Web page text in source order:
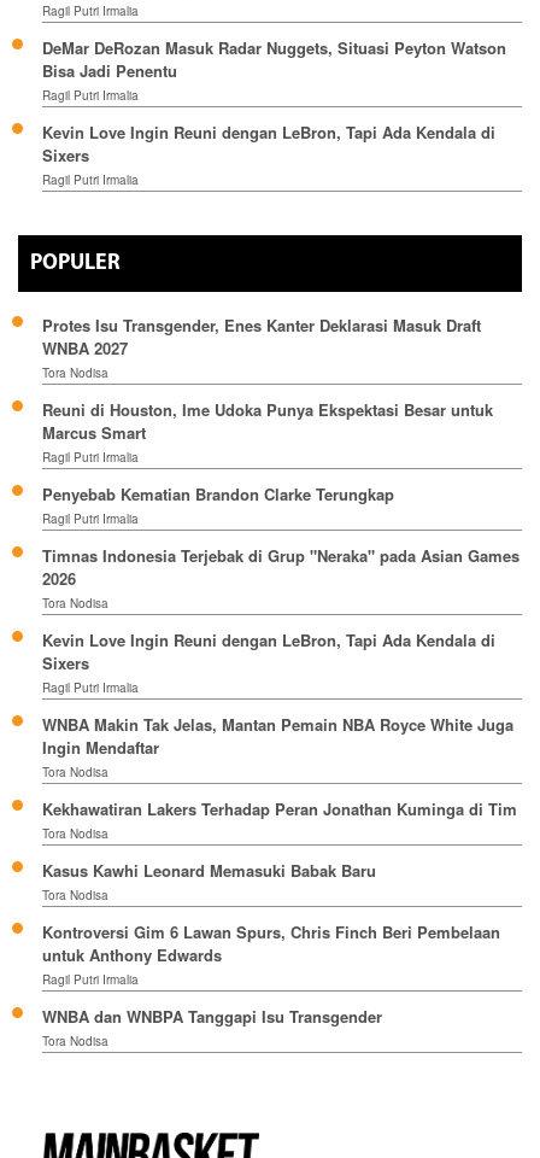
Ragil Putri Irmalia
DeMar DeRozan Masuk Radar Nuggets, Situasi Peyton Watson
Bisa Jadi Penentu
Ragil Putri Irmalia
Kevin Love Ingin Reuni dengan LeBron, Tapi Ada Kendala di
Sixers
Ragil Putri Irmalia
POPULER
Protes Isu Transgender, Enes Kanter Deklarasi Masuk Draft
WNBA 2027
Tora Nodisa
Reuni di Houston, Ime Udoka Punya Ekspektasi Besar untuk
Marcus Smart
Ragil Putri Irmalia
Penyebab Kematian Brandon Clarke Terungkap
Ragil Putri Irmalia
Timnas Indonesia Terjebak di Grup "Neraka" pada Asian Games
2026
Tora Nodisa
Kevin Love Ingin Reuni dengan LeBron, Tapi Ada Kendala di
Sixers
Ragil Putri Irmalia
WNBA Makin Tak Jelas, Mantan Pemain NBA Royce White Juga
Ingin Mendaftar
Tora Nodisa
Kekhawatiran Lakers Terhadap Peran Jonathan Kuminga di Tim
Tora Nodisa
Kasus Kawhi Leonard Memasuki Babak Baru
Tora Nodisa
Kontroversi Gim 6 Lawan Spurs, Chris Finch Beri Pembelaan
untuk Anthony Edwards
Ragil Putri Irmalia
WNBA dan WNBPA Tanggapi Isu Transgender
Tora Nodisa